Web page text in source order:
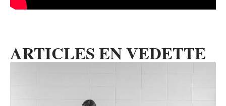
ARTICLES EN VEDETTE